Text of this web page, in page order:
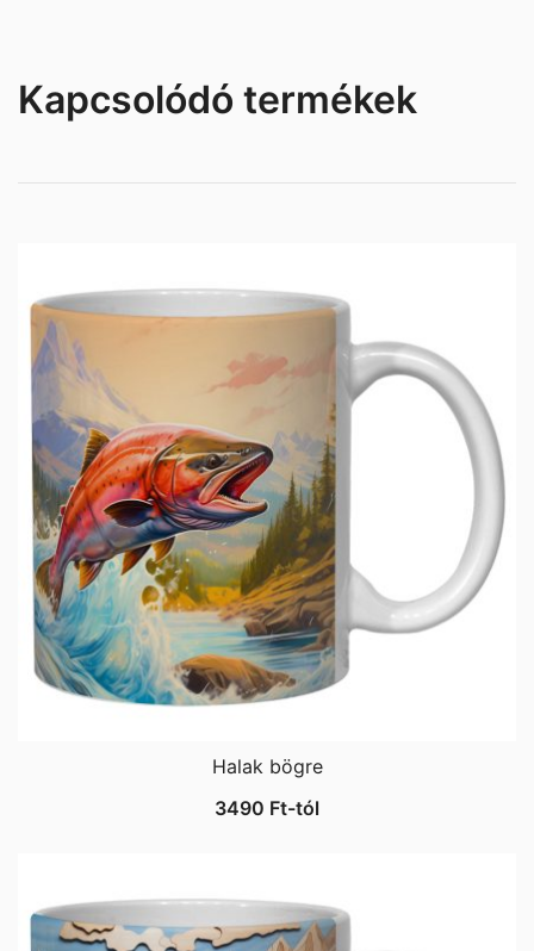
Kapcsolódó termékek
Halak bögre
3490 Ft-tól